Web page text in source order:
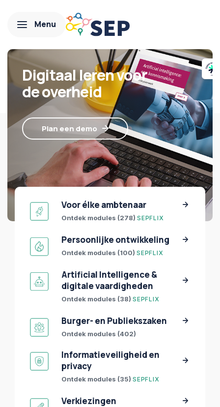
Digitaal leren voor
de overheid
Plan een demo
Voor élke ambtenaar
Ontdek modules (278) SEPFLIX
Persoonlijke ontwikkeling
Ontdek modules (100) SEPFLIX
Artificial Intelligence &
digitale vaardigheden
Ontdek modules (38) SEPFLIX
Burger- en Publiekszaken
Ontdek modules (402)
Informatieveiligheid en
privacy
Ontdek modules (35) SEPFLIX
Verkiezingen